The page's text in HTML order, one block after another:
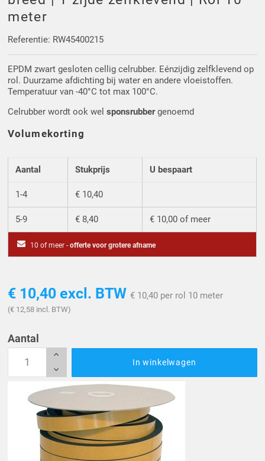
Driehoek/Wig profielen
Silicone U Profielen
Luikenpakking
Oploopprofielen
Hoekprofielen
O-ringen
meter
Referentie: RW45400215
EPDM zwart gesloten cellig celrubber. Eénzijdig zelfklevend op
rol. Duurzame afdichting bij water en andere vloeistoffen.
Temperatuur van -40°C tot max 100°C.
Celrubber wordt ook welsponsrubbergenoemd
Volumekorting
Aantal Stukprijs U bespaart
1-4 € 10,40
5-9 € 8,40 € 10,00 of meer
10 of meer -offerte voor grotere afname
€ 10,40 excl. BTW € 10,40 per rol 10 meter
(€ 12,58 incl. BTW)
Aantal
In winkelwagen